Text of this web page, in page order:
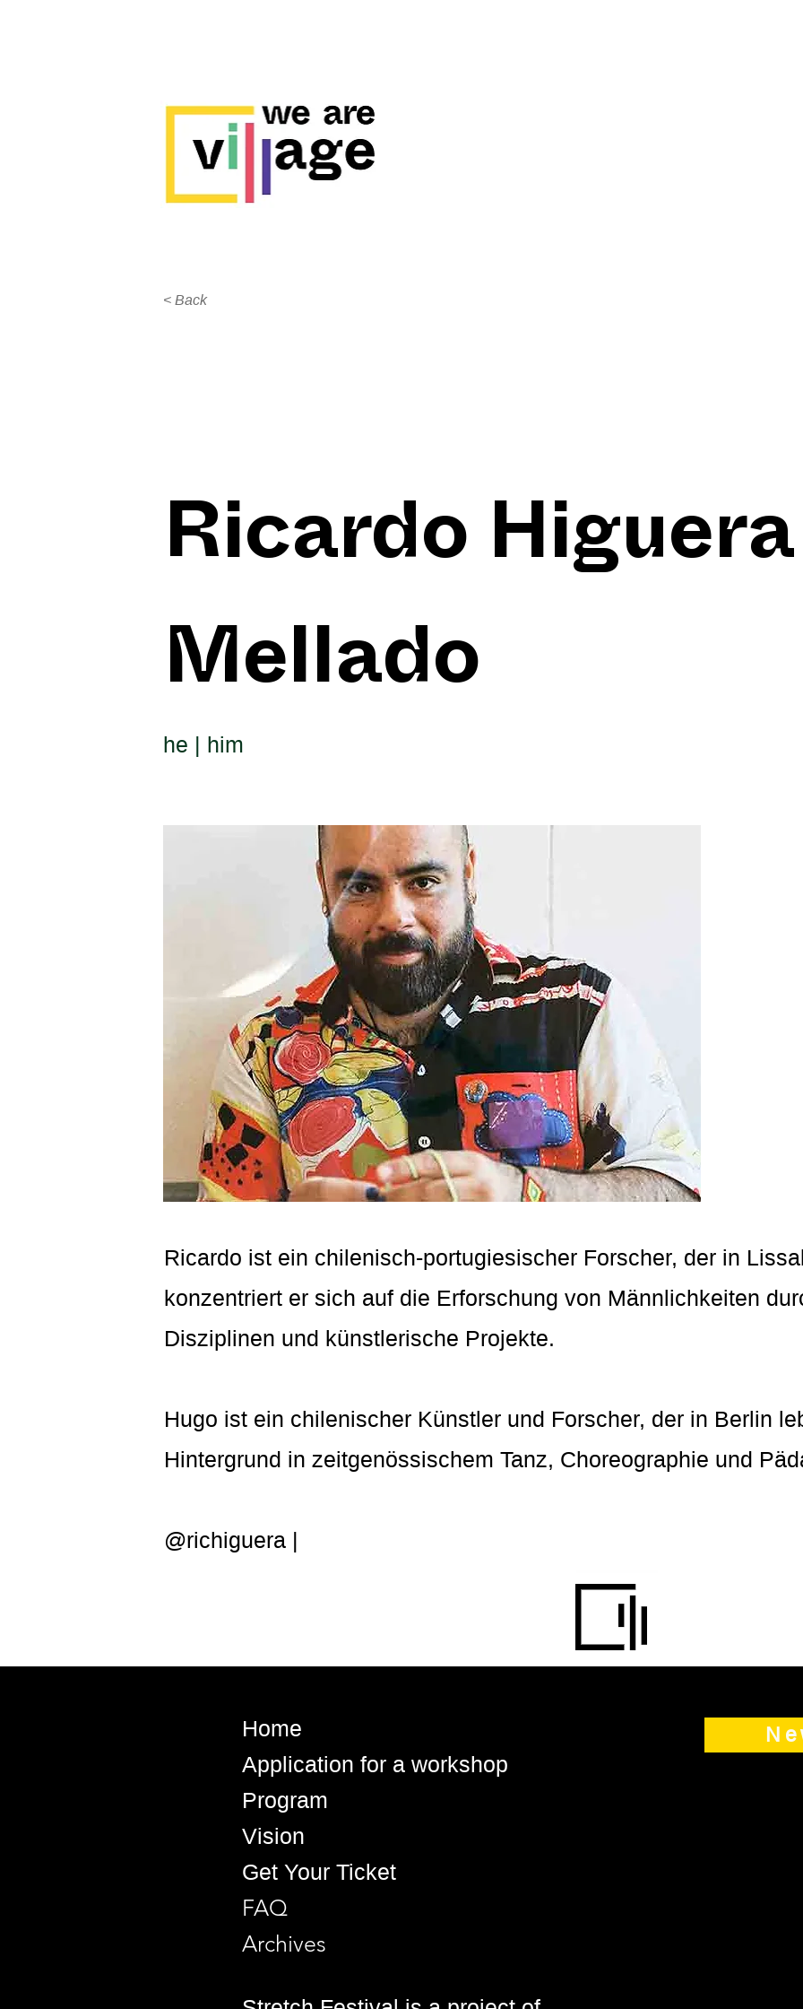
< Back
Ricardo Higuera
Mellado
he | him
Ricardo ist ein chilenisch-portugiesischer Forscher, der in
konzentriert er sich auf die Erforschung von Männlichkeiten
Disziplinen und künstlerische Projekte.
Hugo ist ein chilenischer Künstler und Forscher, der in Berlin
Hintergrund in zeitgenössischem Tanz, Choreographie und
@richiguera |
Home
Application for a workshop
Program
Vision
Get Your Ticket
FAQ
Archives